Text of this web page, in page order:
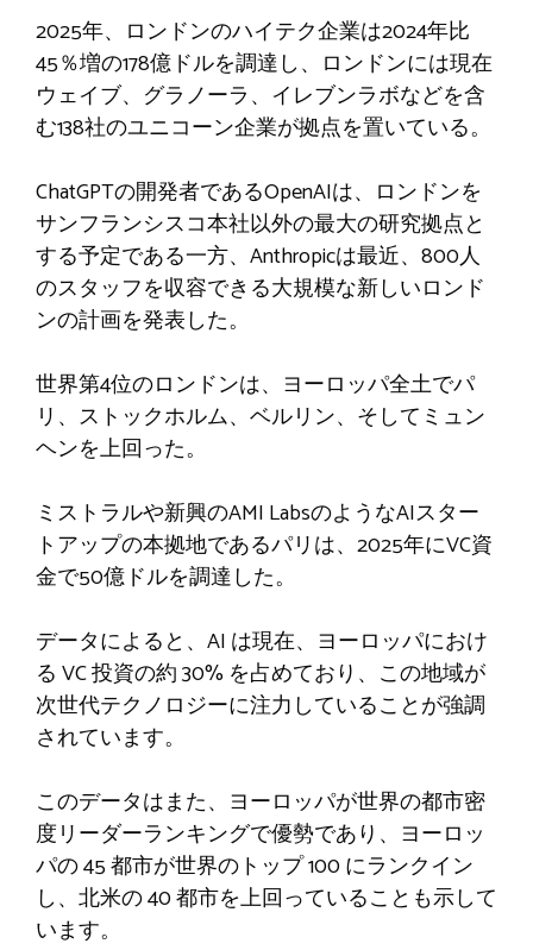
2025年、ロンドンのハイテク企業は2024年比
45％増の178億ドルを調達し、ロンドンには現在
ウェイブ、グラノーラ、イレブンラボなどを含
む138社のユニコーン企業が拠点を置いている。
ChatGPTの開発者であるOpenAIは、ロンドンを
サンフランシスコ本社以外の最大の研究拠点と
する予定である一方、Anthropicは最近、800人
のスタッフを収容できる大規模な新しいロンド
ンの計画を発表した。
世界第4位のロンドンは、ヨーロッパ全土でパ
リ、ストックホルム、ベルリン、そしてミュン
ヘンを上回った。
ミストラルや新興のAMI LabsのようなAIスター
トアップの本拠地であるパリは、2025年にVC資
金で50億ドルを調達した。
データによると、AI は現在、ヨーロッパにおけ
る VC 投資の約 30% を占めており、この地域が
次世代テクノロジーに注力していることが強調
されています。
このデータはまた、ヨーロッパが世界の都市密
度リーダーランキングで優勢であり、ヨーロッ
パの 45 都市が世界のトップ 100 にランクイン
し、北米の 40 都市を上回っていることも示して
います。